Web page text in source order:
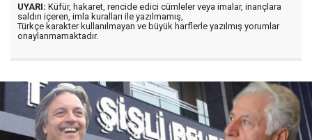
UYARI: Küfür, hakaret, rencide edici cümleler veya imalar, inançlara
saldırı içeren, imla kuralları ile yazılmamış,
Türkçe karakter kullanılmayan ve büyük harflerle yazılmış yorumlar
onaylanmamaktadır.